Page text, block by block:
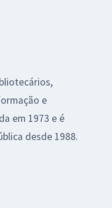
e
em 1973 e é
desde 1988.